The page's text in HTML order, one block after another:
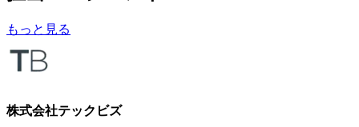
もっと見る
株式会社テックビズ